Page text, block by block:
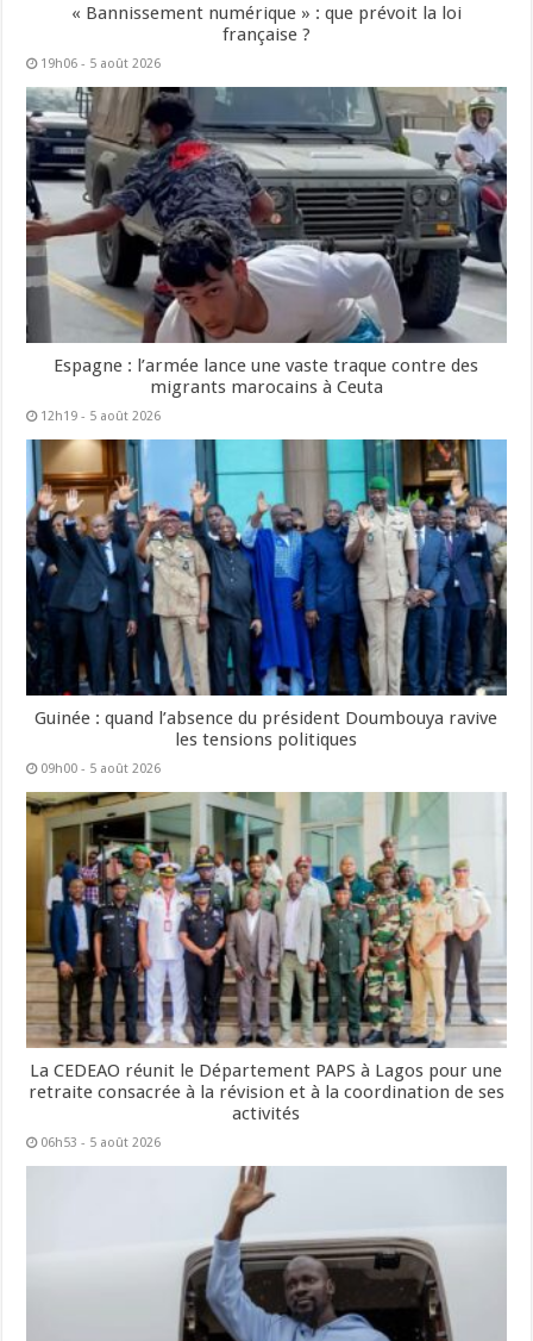
« Bannissement numérique » : que prévoit la loi
française ?
19h06 - 5 août 2026
Espagne : l’armée lance une vaste traque contre des
migrants marocains à Ceuta
12h19 - 5 août 2026
Guinée : quand l’absence du président Doumbouya ravive
les tensions politiques
09h00 - 5 août 2026
La CEDEAO réunit le Département PAPS à Lagos pour une
retraite consacrée à la révision et à la coordination de ses
activités
06h53 - 5 août 2026